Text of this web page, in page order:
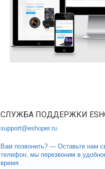
СЛУЖБА ПОДДЕРЖКИ
support@eshoper.ru
Вам позвонить? — Оставьте нам
телефон, мы перезвоним в
время